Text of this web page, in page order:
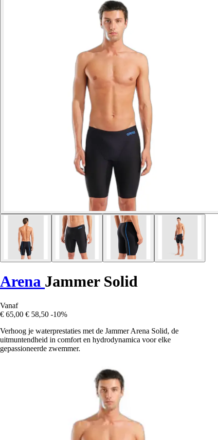
Arena Jammer Solid
Vanaf
€ 65,00 € 58,50 -10%
Verhoog je waterprestaties met de Jammer Arena Solid, de
uitmuntendheid in comfort en hydrodynamica voor elke
gepassioneerde zwemmer.